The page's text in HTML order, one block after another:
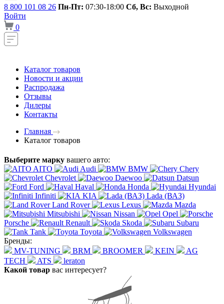
8 800 101 08 26 Пн-Пт: 07:30-18:00 Сб, Вс: Выходной
Войти
0
Каталог товаров
Новости и акции
Распродажа
Отзывы
Дилеры
Контакты
Главная
Каталог товаров
Выберите марку вашего авто:
AITO
Audi BMW
Chery
Chevrolet
Daewoo
Datsun
Ford
Haval Honda
Hyundai
Infiniti
KIA
Lada (ВАЗ)
Land Rover
Lexus
Mazda
Mitsubishi
Nissan
Opel
Porsche
Renault Skoda
Subaru
Tank
Toyota
Volkswagen
Бренды:
MV-TUNING
BRM BROOMER KEIN
AG
TECH
ATS
leraton
Какой товар вас интересует?